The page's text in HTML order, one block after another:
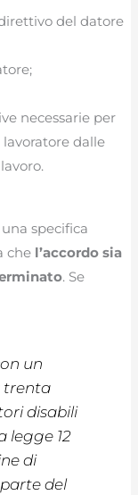
del datore
necessarie per
lavoratore dalle
una specifica
che l’accordo sia
. Se
un
trenta
disabili
legge 12
di
del